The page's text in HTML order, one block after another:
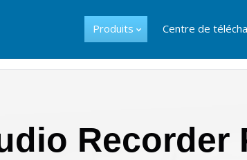
Produits Centre de
Recorder